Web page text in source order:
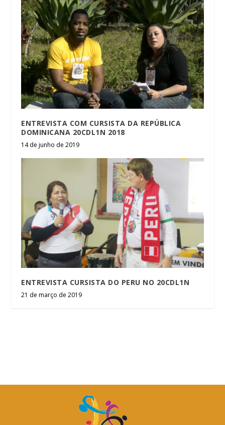
ENTREVISTA COM CURSISTA DA REPÚBLICA
DOMINICANA 20CDL1N 2018
14 de junho de 2019
ENTREVISTA CURSISTA DO PERU NO 20CDL1N
21 de março de 2019